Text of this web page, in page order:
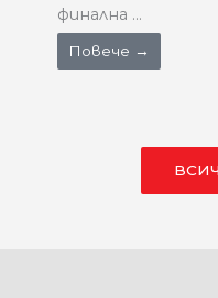
финална ...
Повече →